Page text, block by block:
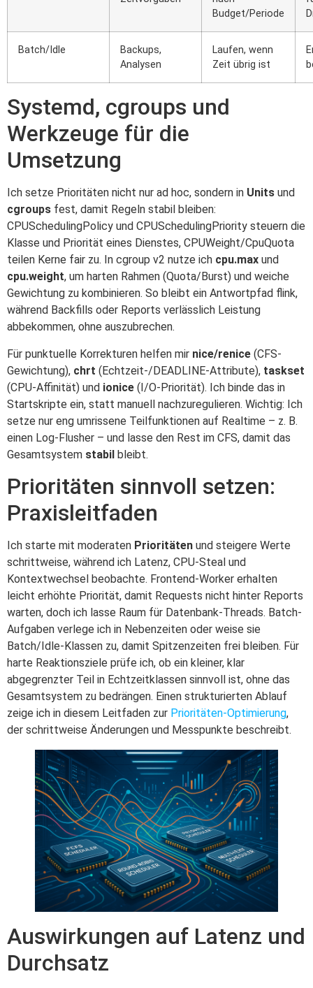
Budget/Periode
Batch/Idle
Backups,
Analysen
Laufen, wenn
Zeit übrig ist
Systemd, cgroups und
Werkzeuge für die
Umsetzung
Ich setze Prioritäten nicht nur ad hoc, sondern in Units und
cgroups fest, damit Regeln stabil bleiben:
CPUSchedulingPolicy und CPUSchedulingPriority steuern die
Klasse und Priorität eines Dienstes, CPUWeight/CpuQuota
teilen Kerne fair zu. In cgroup v2 nutze ich cpu.max und
cpu.weight, um harten Rahmen (Quota/Burst) und weiche
Gewichtung zu kombinieren. So bleibt ein Antwortpfad flink,
während Backfills oder Reports verlässlich Leistung
abbekommen, ohne auszubrechen.
Für punktuelle Korrekturen helfen mir nice/renice (CFS-
Gewichtung), chrt (Echtzeit-/DEADLINE-Attribute), taskset
(CPU-Affinität) und ionice (I/O-Priorität). Ich binde das in
Startskripte ein, statt manuell nachzuregulieren. Wichtig: Ich
setze nur eng umrissene Teilfunktionen auf Realtime – z. B.
einen Log-Flusher – und lasse den Rest im CFS, damit das
Gesamtsystem stabil bleibt.
Prioritäten sinnvoll setzen:
Praxisleitfaden
Ich starte mit moderaten Prioritäten und steigere Werte
schrittweise, während ich Latenz, CPU-Steal und
Kontextwechsel beobachte. Frontend-Worker erhalten
leicht erhöhte Priorität, damit Requests nicht hinter Reports
warten, doch ich lasse Raum für Datenbank-Threads. Batch-
Aufgaben verlege ich in Nebenzeiten oder weise sie
Batch/Idle-Klassen zu, damit Spitzenzeiten frei bleiben. Für
harte Reaktionsziele prüfe ich, ob ein kleiner, klar
abgegrenzter Teil in Echtzeitklassen sinnvoll ist, ohne das
Gesamtsystem zu bedrängen. Einen strukturierten Ablauf
zeige ich in diesem Leitfaden zur Prioritäten-Optimierung,
der schrittweise Änderungen und Messpunkte beschreibt.
Auswirkungen auf Latenz und
Durchsatz